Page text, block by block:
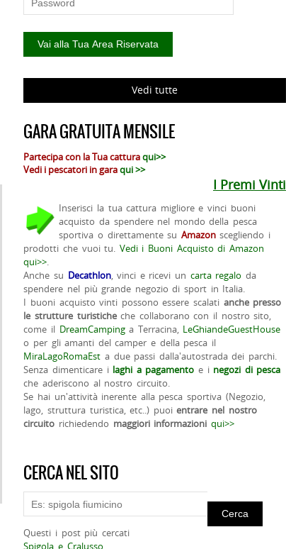
Vedi tutte
GARA GRATUITA MENSILE
Partecipa con la Tua catturaqui>>
Vedi i pescatori in garaqui >>
I Premi Vinti
Inserisci la tua cattura migliore e vinci buoni
acquisto da spendere nel mondo della pesca
sportiva o direttamente su Amazonscegliendo i
prodotti che vuoi tu. Vedi i Buoni Acquisto di Amazon
qui>>.
Anche su Decathlon, vinci e ricevi un carta regalo da
spendere nel più grande negozio di sport in Italia.
I buoni acquisto vinti possono essere scalati anche presso
le strutture turisticheche collaborano con il nostro sito,
come il DreamCampinga Terracina, LeGhiandeGuestHouse
o per gli amanti del camper e della pesca il
MiraLagoRomaEst a due passi dalla'autostrada dei parchi.
Senza dimenticare i laghi a pagamento e i negozi di pesca
che aderiscono al nostro circuito.
Se hai un'attività inerente alla pesca sportiva (Negozio,
lago, struttura turistica, etc..) puoientrare nel nostro
circuito richiedendo maggiori informazioni qui>>
CERCA NEL SITO
Questi i post più cercati
Spigola e Cralusso